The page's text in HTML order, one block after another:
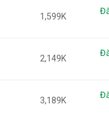
1,599K
2,149K
3,189K